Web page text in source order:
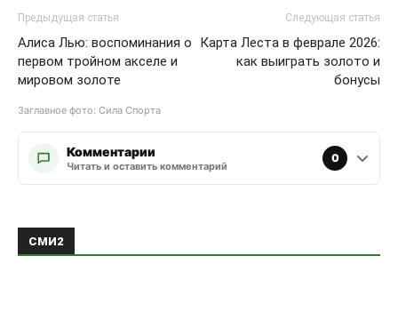
Предыдущая статья
Алиса Лью: воспоминания о
первом тройном акселе и
мировом золоте
Следующая статья
Карта Леста в феврале 2026:
как выиграть золото и
бонусы
Заглавное фото: Сила Спорта
Комментарии
Читать и оставить комментарий
0
СМИ2